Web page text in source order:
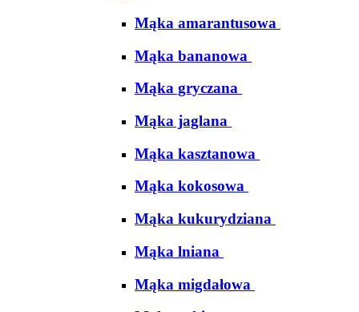
Mąka amarantusowa
Mąka bananowa
Mąka gryczana
Mąka jaglana
Mąka kasztanowa
Mąka kokosowa
Mąka kukurydziana
Mąka lniana
Mąka migdałowa